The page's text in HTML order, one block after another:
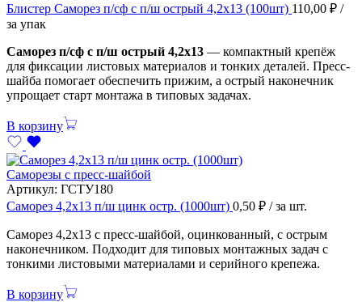
Блистер Саморез п/сф с п/ш острый 4,2х13 (100шт) 110,00 ₽ /
за упак
Саморез п/сф с п/ш острый 4,2х13 — компактный крепёж
для фиксации листовых материалов и тонких деталей. Пресс-
шайба помогает обеспечить прижим, а острый наконечник
упрощает старт монтажа в типовых задачах.
В корзину
Саморезы с пресс-шайбой
Артикул: ГСТУ180
Саморез 4,2х13 п/ш цинк остр. (1000шт) 0,50 ₽ / за шт.
Саморез 4,2х13 с пресс-шайбой, оцинкованный, с острым
наконечником. Подходит для типовых монтажных задач с
тонкими листовыми материалами и серийного крепежа.
В корзину